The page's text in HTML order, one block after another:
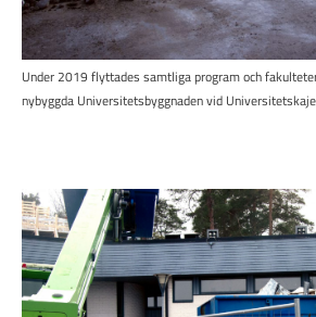
Under 2019 flyttades samtliga program och
nybyggda Universitetsbyggnaden vid